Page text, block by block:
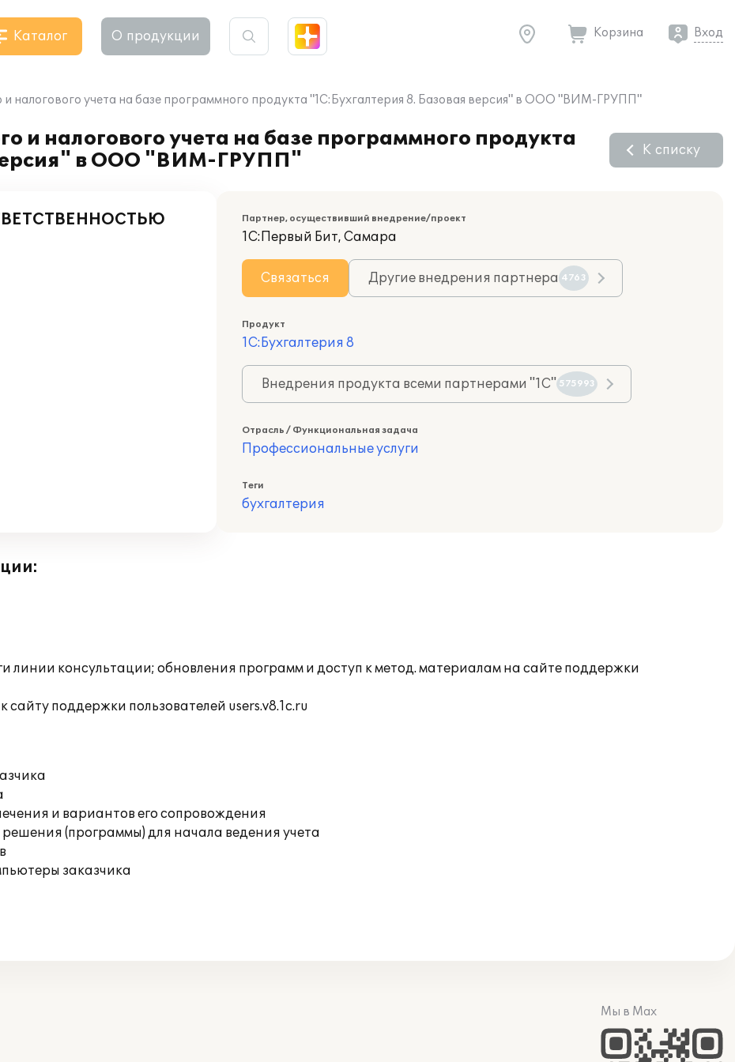
Каталог О продукции Корзина Вход
и налогового учета на базе программного продукта "1С:Бухгалтерия 8. Базовая версия" в ООО "ВИМ-ГРУПП"
и налогового учета на базе программного продукта
в ООО "ВИМ-ГРУПП"
К списку
Партнер, осуществивший внедрение/проект
1С:Первый Бит, Самара
Связаться Другие внедрения партнера 4763
Продукт
1С:Бухгалтерия 8
Внедрения продукта всеми партнерами "1С" 575993
Отрасль / Функциональная задача
Профессиональные услуги
Теги
бухгалтерия
линии консультации; обновления программ и доступ к метод. материалам на сайте поддержки
поддержки пользователей users.v8.1c.ru
и вариантов его сопровождения
(программы) для начала ведения учета
заказчика
Мы в Max